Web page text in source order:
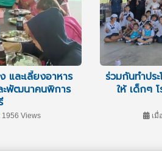
และเลี้ยงอาหาร
พัฒนาคนพิการ
Views
ร่วมกันทำปร
ให้ เด็กๆ
เมื่